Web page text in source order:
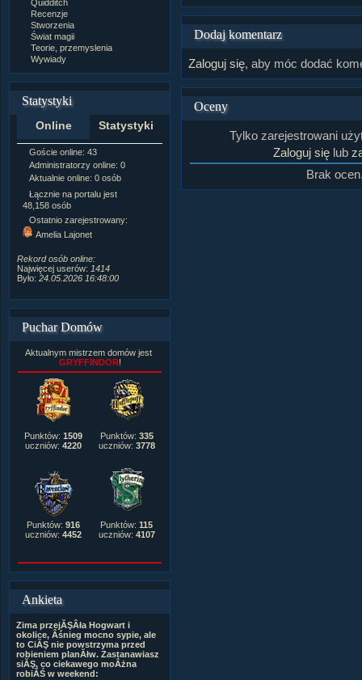
Quidditch
Recenzje
Stworzenia
Świat magii
Teorie, przemyslenia
Wywiady
Statystyki
Online Statystyki
Goście online: 43
Administratorzy online: 0
Aktualnie online: 0 osób
Łącznie na portalu jest
48,158 osób
Ostatnio zarejestrowany:
Amelia Lajonet
Rekord osób online:
Najwięcej userów: 1414
Było: 24.05.2026 16:48:00
1,087
Dodanych newsów:10,564
Tematów na forum:3,921
Puchar Domów
Aktualnym mistrzem domów jest
GRYFFINDOR!
Punktów: 1509
uczniów: 4220
Punktów: 335
uczniów: 3778
Punktów: 916
uczniów: 4452
Punktów: 115
uczniów: 4107
Ankieta
Zima przejĂŞÂła Hogwart i
okolice, Âśnieg mocno sypie, ale
to CiĂŞ nie powstrzyma przed
robieniem planĂłw. Zastanawiasz
siĂŞ, co ciekawego moÂżna
robiĂŚ w weekend:
Dodaj komentarz
Zaloguj się, aby móc dodać
Oceny
Tylko zarejestrowani
Zaloguj się lub
Brak